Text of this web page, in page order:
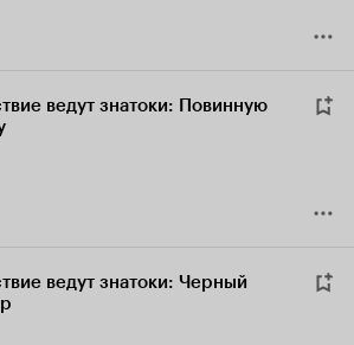
ведут знатоки: Повинную
ведут знатоки: Черный